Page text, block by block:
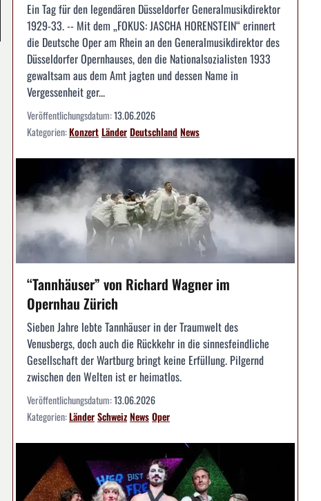
Ein Tag für den legendären Düsseldorfer Generalmusikdirektor
1929-33. -- Mit dem „FOKUS: JASCHA HORENSTEIN“ erinnert
die Deutsche Oper am Rhein an den Generalmusikdirektor des
Düsseldorfer Opernhauses, den die Nationalsozialisten 1933
gewaltsam aus dem Amt jagten und dessen Name in
Vergessenheit ger...
Veröffentlichungsdatum:13.06.2026
Kategorien:KonzertLänderDeutschlandNews
“Tannhäuser” von Richard Wagner im
Opernhau Zürich
Sieben Jahre lebte Tannhäuser in der Traumwelt des
Venusbergs, doch auch die Rückkehr in die sinnesfeindliche
Gesellschaft der Wartburg bringt keine Erfüllung. Pilgernd
zwischen den Welten ist er heimatlos.
Veröffentlichungsdatum:13.06.2026
Kategorien:LänderSchweizNewsOper